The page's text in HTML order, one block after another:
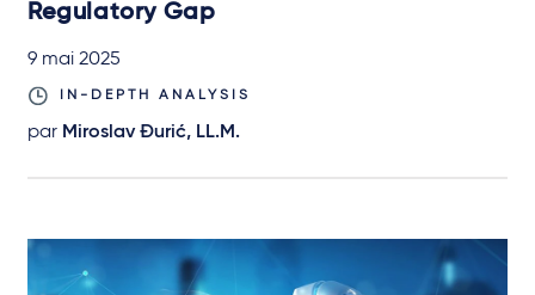
Regulatory Gap
9 mai 2025
IN-DEPTH ANALYSIS
par Miroslav Đurić, LL.M.